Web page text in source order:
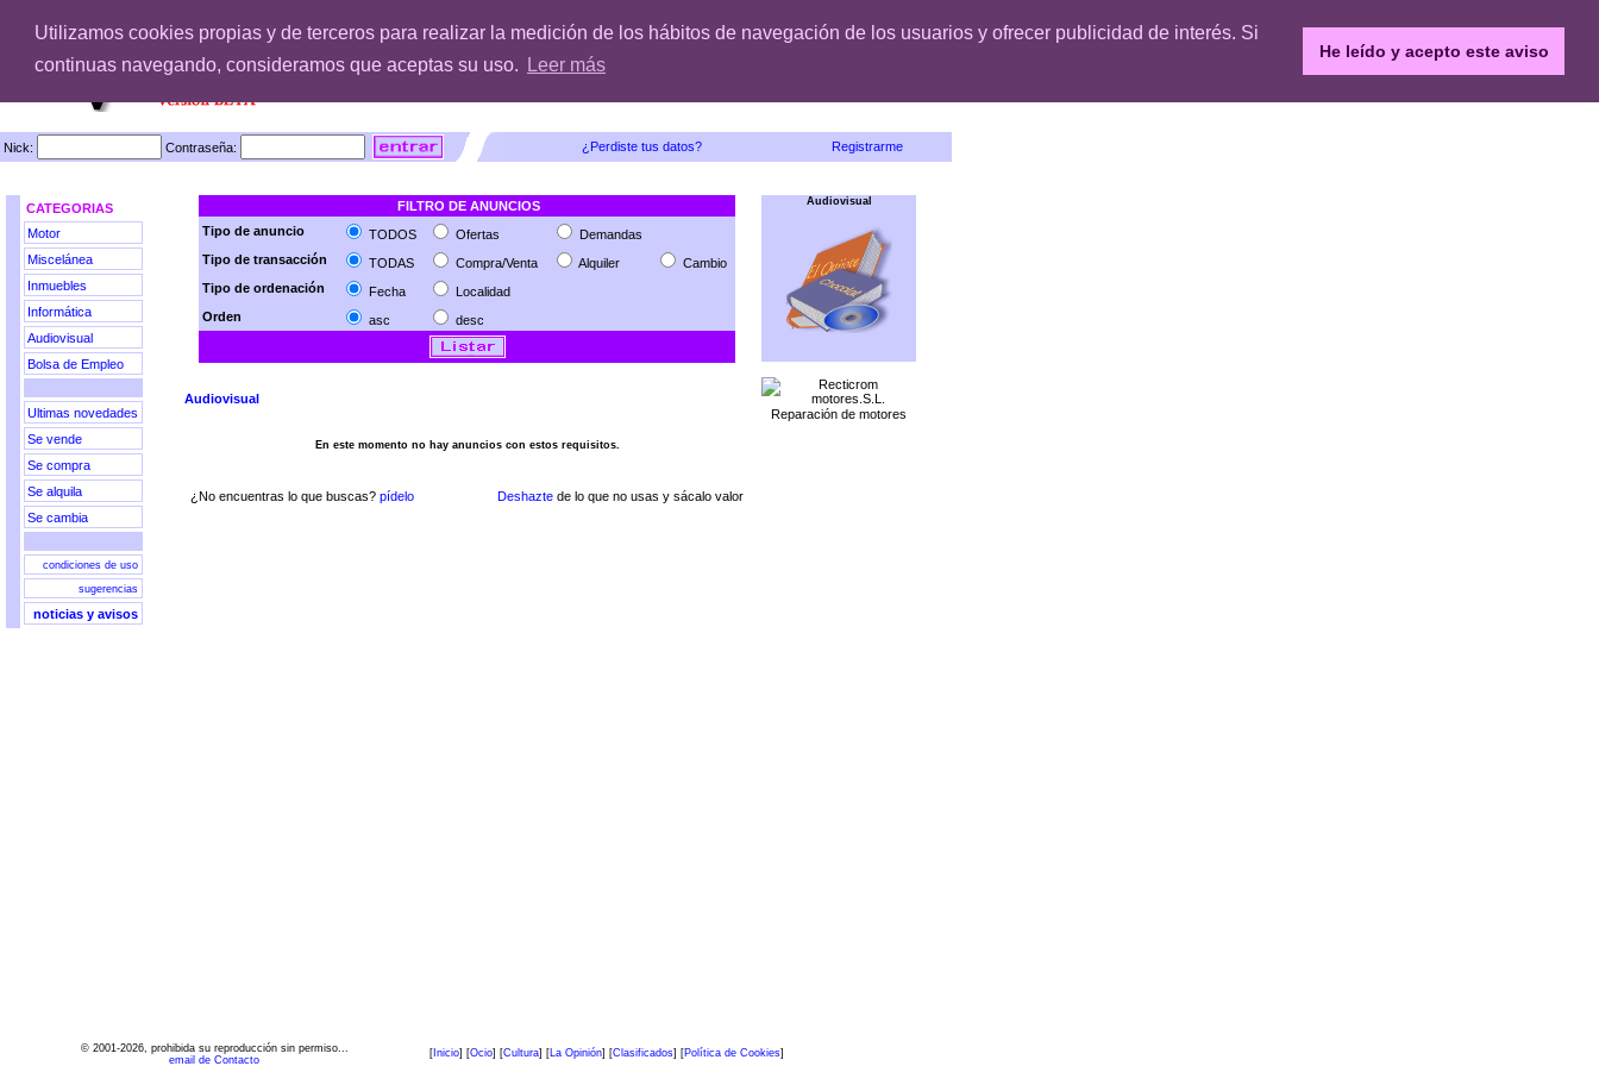
Utilizamos cookies propias y de terceros para realizar la medición de los hábitos de navegación de los usuarios y ofrecer publicidad de interés. Si
continuas navegando, consideramos que aceptas su uso.
Leer más
He leído y acepto este aviso
Nick: Contraseña: ¿Perdiste tus datos? Registrarme
CATEGORIAS
Motor
Miscelánea
Inmuebles
Informática
Audiovisual
Bolsa de Empleo
Ultimas novedades
Se vende
Se compra
Se alquila
Se cambia
condiciones de uso
sugerencias
noticias y avisos
FILTRO DE ANUNCIOS
Tipo de anuncio
TODOS Ofertas
Demandas
Tipo de transacción
TODAS Compra/Venta Alquiler
Cambio
Tipo de ordenación
Fecha
Localidad
Orden
asc desc
Audiovisual
En este momento no hay anuncios con estos requisitos.
¿No encuentras lo que buscas? pídelo Deshazte de lo que no usas y sácalo valor
Audiovisual
Reparación de motores
© 2001-2026, prohibida su reproducción sin permiso...
email de Contacto
[ Inicio] [Ocio] [Cultura] [La Opinión] [Clasificados] [Política de Cookies]